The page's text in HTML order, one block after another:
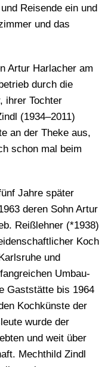
Reisende ein und
und das
Artur Harlacher am
durch die
ihrer Tochter
(1934–2011)
an der Theke aus,
schon mal beim
Jahre später
deren Sohn Artur
Reißlehner (*1938)
Koch
und
Umbau-
Gaststätte bis 1964
Kochkünste der
wurde der
und weit über
Mechthild Zindl